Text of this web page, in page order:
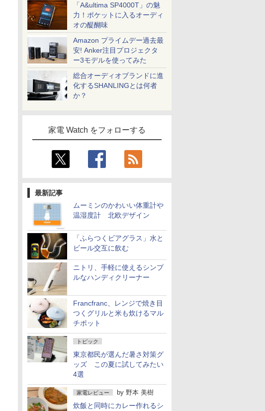
「A&ultima SP4000T」の魅
力！ポケットに入るオーディ
オの醍醐味
Amazon プライムデー過去最
安! Anker注目プロジェクタ
ー3モデルを使ってみた
総合オーディオブランドに進
化するSHANLINGとは何者
か？
家電 Watch をフォローする
最新記事
ムーミンのかわいい体重計や
温湿度計 北欧デザイン
「ふらつくビアグラス」水と
ビール交互に飲む
ニトリ、手軽に使えるシンプ
ルなハンディクリーナー
Francfranc、レンジで焼き目
つくグリルと米も炊けるマル
チポット
トピック
東京都民が選んだ暑さ対策グ
ッズ この夏に試してみたい
4選
家電レビュー by 野本 美樹
炊飯と同時にカレー作れるシ